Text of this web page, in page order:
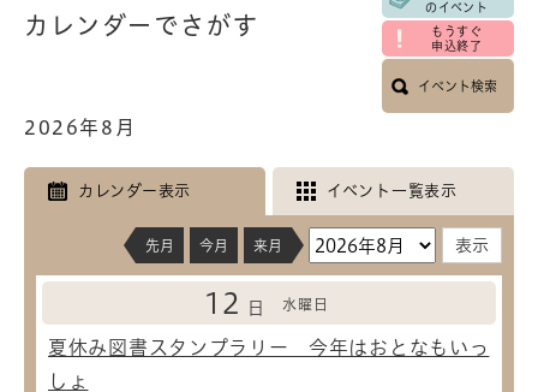
文
カレンダーでさがす
のイベント
もうすぐ
申込終了
イベント検索
2026年8月
カレンダー表示 イベント一覧表示
先月 今月 来月
12 日 水曜日
夏休み図書スタンプラリー 今年はおとなもいっ
しょ